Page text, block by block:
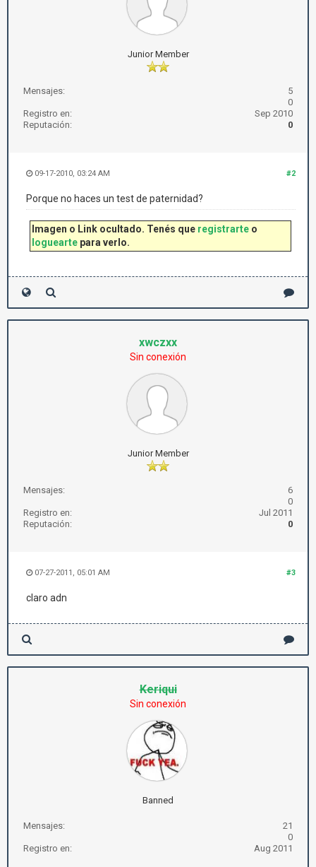
Junior Member
Mensajes:
5
0
Registro en:
Sep 2010
Reputación:
0
#2
09-17-2010, 03:24 AM
Porque no haces un test de paternidad?
Imagen o Link ocultado. Tenés que registrarte o
loguearte para verlo.
xwczxx
Sin conexión
Junior Member
Mensajes:
6
0
Registro en:
Jul 2011
Reputación:
0
#3
07-27-2011, 05:01 AM
claro adn
Keriqui
Sin conexión
Banned
Mensajes:
21
0
Registro en:
Aug 2011